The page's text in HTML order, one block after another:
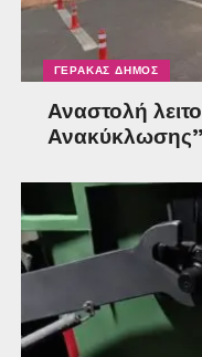
ΓΈΡΑΚΑΣ ΔΉΜΟΣ
Αναστολή